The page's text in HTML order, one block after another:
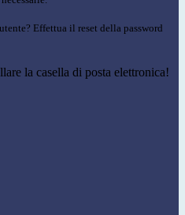
Effettua il reset della password
la casella di posta elettronica!